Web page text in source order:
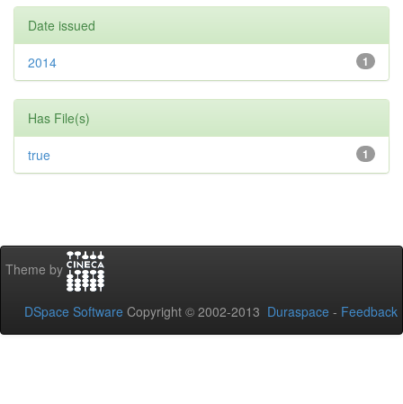
Date issued
1
2014
Has File(s)
1
true
Theme by
DSpace Software Copyright © 2002-2013 Duraspace - Feedback